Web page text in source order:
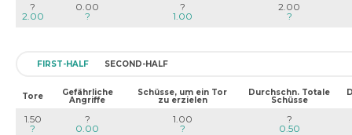
?
2.00
0.00
?
?
1.00
2.00
?
FIRST-HALF SECOND-HALF
Tore Gefährliche
Angriffe
Schüsse, um ein Tor
zu erzielen
Durchschn. Totale
Schüsse
1.50
?
?
0.00
1.00
?
?
0.50